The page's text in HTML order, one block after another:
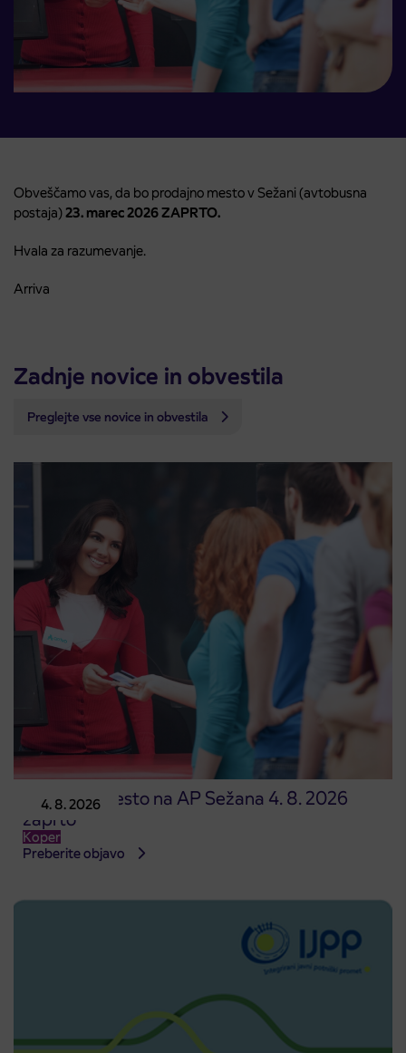
Obveščamo vas, da bo prodajno mesto v Sežani (avtobusna
postaja)23. marec2026ZAPRTO.
Hvala za razumevanje.
Arriva
Zadnje novice in obvestila
Preglejte vse novice in obvestila
4. 8. 2026
Prodajno mesto na AP Sežana 4. 8. 2026
zaprto
Koper
Preberite objavo